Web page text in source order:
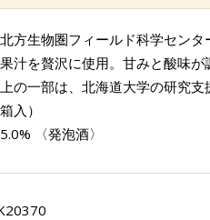
方生物圏フィールド科学セン
汁を贅沢に使用。甘みと酸味が
の一部は、北海道大学の研究
入）
〈発泡酒〉